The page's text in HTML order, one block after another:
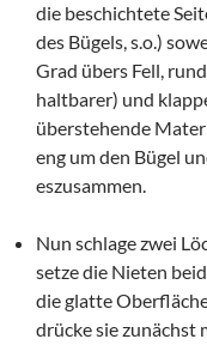
die beschichtete
des Bügels, s.o.)
Grad übers Fell,
haltbarer) und
überstehende
eng um den Bügel
eszusammen.
Nun schlage zwei
setze die Nieten
die glatte
drücke sie zunächst